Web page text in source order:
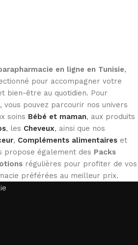
en ligne en Tunisie,
pour accompagner votre
bien-être au quotidien. Pour
pouvez parcourir nos univers
soins Bébé et maman, aux produits
, les Cheveux, ainsi que nos
, Compléments alimentaires et
propose également des Packs
régulières pour profiter de vos
préférées au meilleur prix.